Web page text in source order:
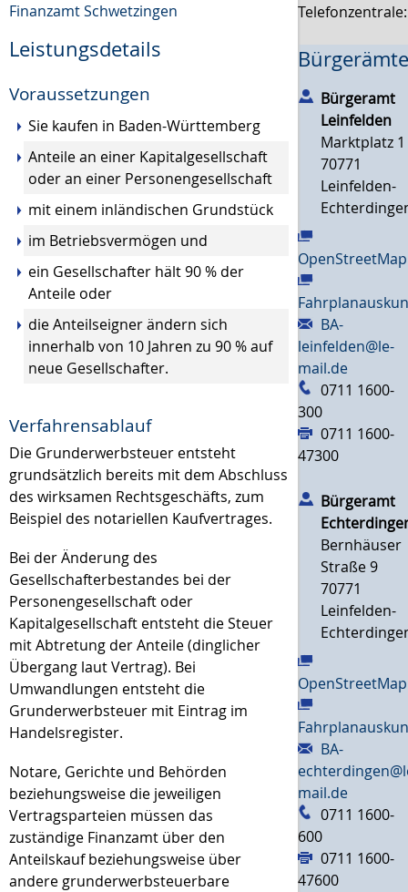
Finanzamt Schwetzingen
Leistungsdetails
Voraussetzungen
Sie kaufen in Baden-Württemberg
Anteile an einer Kapitalgesellschaft
oder an einer Personengesellschaft
mit einem inländischen Grundstück
im Betriebsvermögen und
ein Gesellschafter hält 90 % der
Anteile oder
die Anteilseigner ändern sich
innerhalb von 10 Jahren zu 90 % auf
neue Gesellschafter.
Verfahrensablauf
Die Grunderwerbsteuer entsteht
grundsätzlich bereits mit dem Abschluss
des wirksamen Rechtsgeschäfts, zum
Beispiel des notariellen Kaufvertrages.
Bei der Änderung des
Gesellschafterbestandes bei der
Personengesellschaft oder
Kapitalgesellschaft entsteht die Steuer
mit Abtretung der Anteile (dinglicher
Übergang laut Vertrag). Bei
Umwandlungen entsteht die
Grunderwerbsteuer mit Eintrag im
Handelsregister.
Notare, Gerichte und Behörden
beziehungsweise die jeweiligen
Vertragsparteien müssen das
zuständige Finanzamt über den
Anteilskauf beziehungsweise über
andere grunderwerbsteuerbare
Bürgeramt
Leinfelden
Marktplatz 1
70771
Leinfelden-
OpenStreetMap
BA-
leinfelden@le-
mail.de
0711 1600-
300
0711 1600-
47300
Bürgeramt
Bernhäuser
Straße 9
70771
Leinfelden-
OpenStreetMap
BA-
mail.de
0711 1600-
600
0711 1600-
47600